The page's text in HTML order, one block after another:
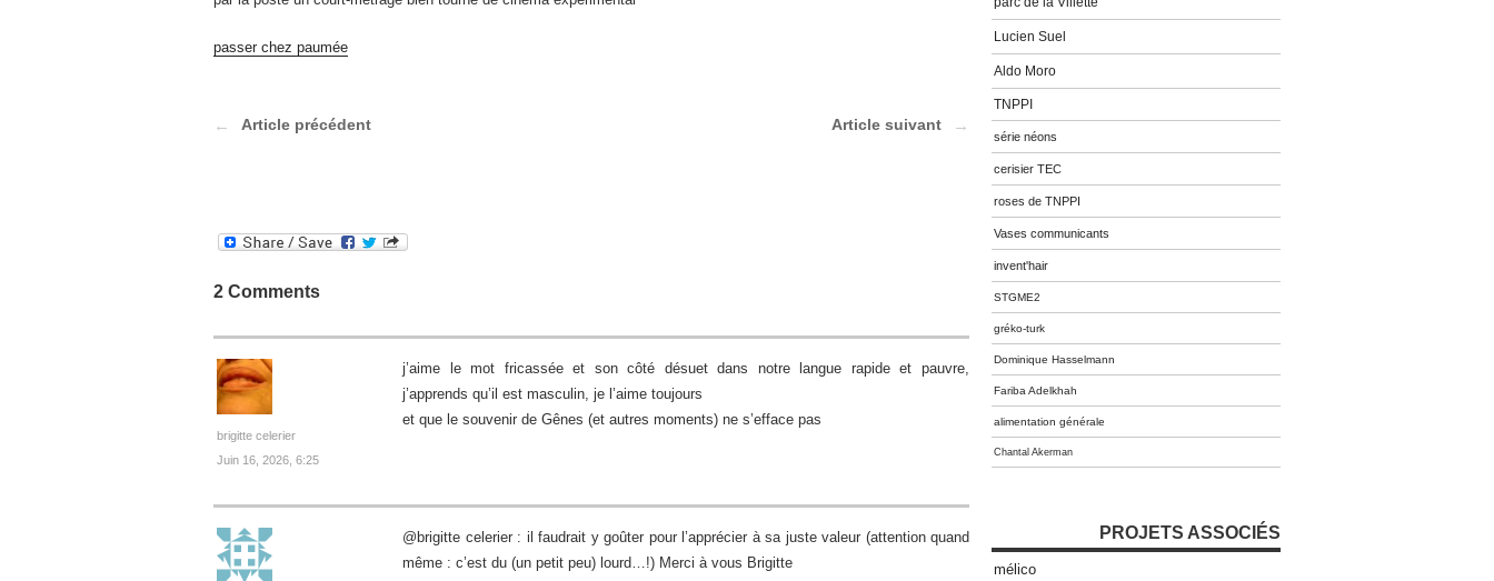
passer chez paumée
Article précédent Article suivant
2 Comments
brigitte celerier
Juin 16, 2026, 6:25
j’aime le mot fricassée et son côté désuet dans notre langue rapide et pauvre,
j’apprends qu’il est masculin, je l’aime toujours
et que le souvenir de Gênes (et autres moments) ne s’efface pas
@brigitte celerier : il faudrait y goûter pour l’apprécier à sa juste valeur (attention quand
même : c’est du (un petit peu) lourd…!) Merci à vous Brigitte
Lucien Suel
Aldo Moro
TNPPI
série néons
cerisier TEC
roses de TNPPI
Vases communicants
invent'hair
STGME2
gréko-turk
Dominique Hasselmann
Fariba Adelkhah
alimentation générale
Chantal Akerman
PROJETS ASSOCIÉS
mélico